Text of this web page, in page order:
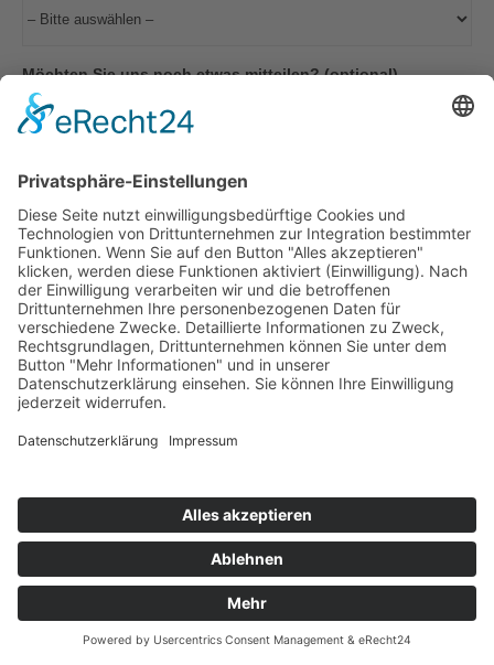
Möchten Sie uns noch etwas mitteilen? (optional)
*
(Spamschutz) Bitte den obigen Code eingeben
Einwilligung Datenschutzerklärung: *
Hiermit erklären Sie sich damit einverstanden, dass
die vorstehenden Daten zur Bearbeitung Ihrer
Terminabsage gespeichert und genutzt werden. Sie
können diese Einwilligung jederzeit widerrufen.
Weitere Informationen finden Sie in unserer
Datenschutzerklärung unter:
Hier zur Datenschutzerklärung
Bitte haben Sie Verständnis dafür, dass wir Ihnen im
Falle einer kurzfristigen Absage (<24h) ohne Nennung
eines Grundes die Kosten der Behandlung in
Rechnung stellen können, sofern der Termin nicht
anderweitig vergeben werden konnte.